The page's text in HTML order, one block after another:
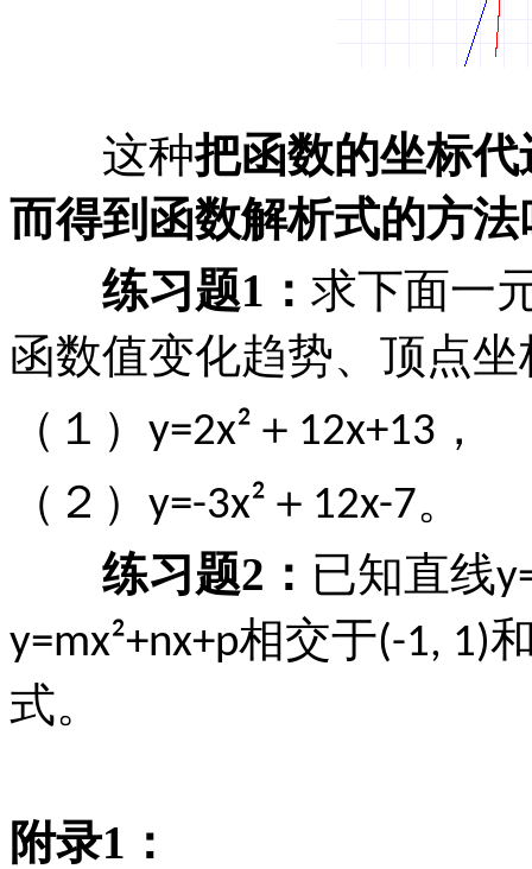
这种把函数的坐标
而得到函数解析式的方
练习题1 ： 求下面一
函数值变化趋势、顶点
（１） y=2x² ＋ 12x+13 ，
（２） y=-3x² ＋ 12x-7。
练习题2 ： 已知直线
y=mx²+nx+p相交于(-1, 1)
式。
附录1 ：